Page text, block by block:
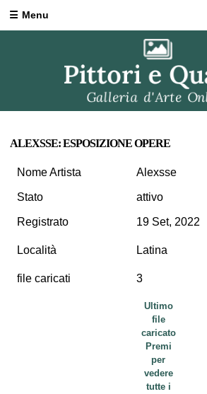
Menu
ALEXSSE: ESPOSIZIONE OPERE
Nome Artista Alexsse
Stato attivo
Registrato 19 Set, 2022
Località Latina
file caricati 3
Ultimo
file
caricato
Premi
per
vedere
tutte i